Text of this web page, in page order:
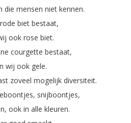
die mensen niet kennen.
rode biet bestaat,
ook rose biet.
courgette bestaat,
wij ook gele.
zoveel mogelijk diversiteit.
, snijboontjes,
, ook in alle kleuren.